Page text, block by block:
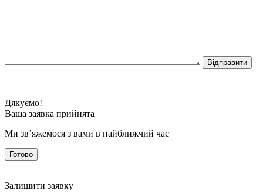
Дякуємо!
Ваша заявка прийнята
Ми зв’яжемося з вами в найближчий час
Готово
Залишити заявку